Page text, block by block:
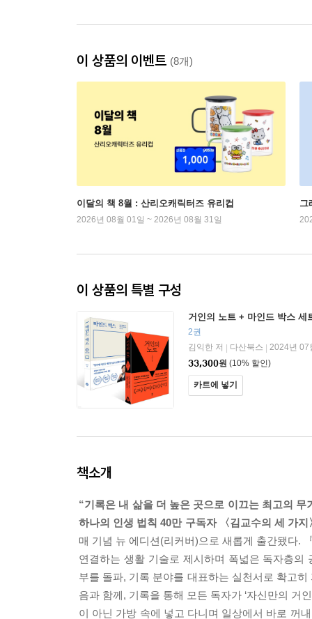
이 상품의 이벤트 (8개)
이달의 책 8월 : 산리오캐릭터즈 유리컵
2026년 08월 01일 ~ 2026년 08월 31일
그
이 상품의 특별 구성
거인의 노트 + 마인드 박스 세
2권
김익한 저
다산북스
2024년 07
33,300원 (10% 할인)
카트에 넣기
책소개
“기록은 내 삶을 더 높은 곳으로 이끄는 최고의
하나의 인생 법칙 40만 구독자 〈김교수의 세 가
매 기념 뉴 에디션(리커버)으로 새롭게 출간됐다.
연결하는 생활 기술로 제시하며 폭넓은 독자층
부를 돌파, 기록 분야를 대표하는 실천서로 확고
음과 함께, 기록을 통해 모든 독자가 ‘자신만의 거
이 아닌 가방 속에 넣고 다니며 일상에서 바로 꺼